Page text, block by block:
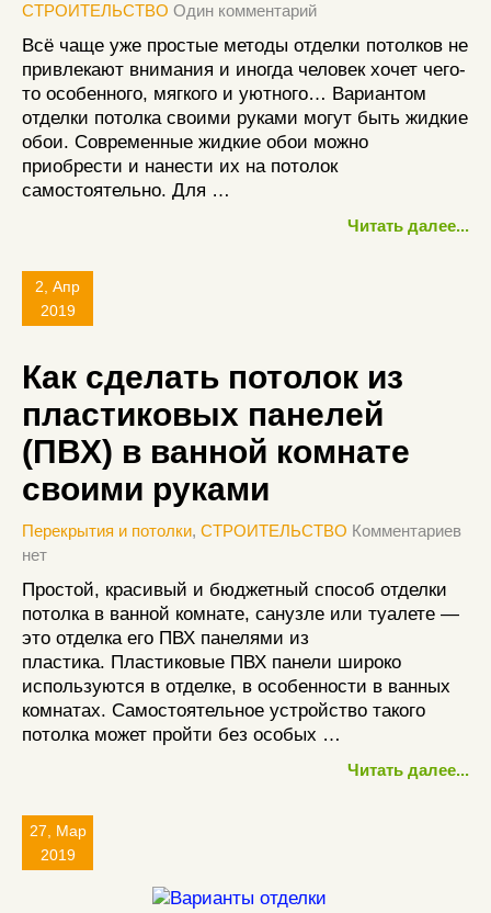
СТРОИТЕЛЬСТВО Один комментарий
Всё чаще уже простые методы отделки потолков не
привлекают внимания и иногда человек хочет чего-
то особенного, мягкого и уютного… Вариантом
отделки потолка своими руками могут быть жидкие
обои. Современные жидкие обои можно
приобрести и нанести их на потолок
самостоятельно. Для …
Читать далее...
2, Апр
2019
Как сделать потолок из
пластиковых панелей
(ПВХ) в ванной комнате
своими руками
Перекрытия и потолки, СТРОИТЕЛЬСТВО Комментариев
нет
Простой, красивый и бюджетный способ отделки
потолка в ванной комнате, санузле или туалете —
это отделка его ПВХ панелями из
пластика. Пластиковые ПВХ панели широко
используются в отделке, в особенности в ванных
комнатах. Самостоятельное устройство такого
потолка может пройти без особых …
Читать далее...
27, Мар
2019